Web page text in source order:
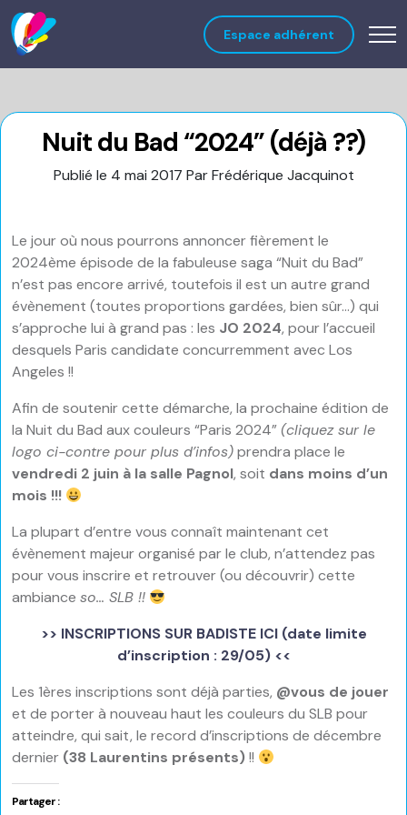
Espace adhérent
Nuit du Bad “2024” (déjà ??)
Publié le 4 mai 2017 Par Frédérique Jacquinot
Le jour où nous pourrons annoncer fièrement le
2024ème épisode de la fabuleuse saga “Nuit du Bad”
n’est pas encore arrivé, toutefois il est un autre grand
évènement (toutes proportions gardées, bien sûr…) qui
s’approche lui à grand pas : les JO 2024, pour l’accueil
desquels Paris candidate concurremment avec Los
Angeles !!
Afin de soutenir cette démarche, la prochaine édition de
la Nuit du Bad aux couleurs “Paris 2024” (cliquez sur le
logo ci-contre pour plus d’infos)prendra place le
vendredi 2 juin à la salle Pagnol, soit dans moins d’un
mois !!!
La plupart d’entre vous connaît maintenant cet
évènement majeur organisé par le club, n’attendez pas
pour vous inscrire et retrouver (ou découvrir) cette
ambiance so… SLB !!
>> INSCRIPTIONS SUR BADISTE ICI (date limite
d’inscription : 29/05) <<
Les 1ères inscriptions sont déjà parties, @vous de jouer
et de porter à nouveau haut les couleurs du SLB pour
atteindre, qui sait, le record d’inscriptions de décembre
dernier (38 Laurentins présents)!!
Partager :